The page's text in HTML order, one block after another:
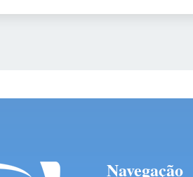
Navegação